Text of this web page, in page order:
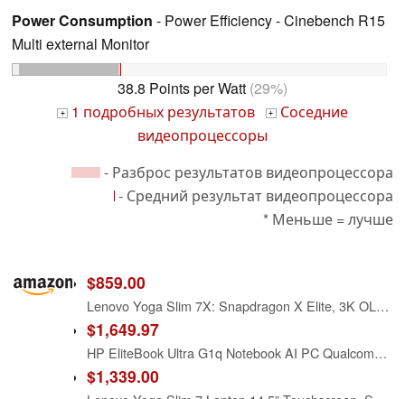
Power Consumption - Power Efficiency - Cinebench R15
Multi external Monitor
38.8 Points per Watt (29%)
+ 1 подробных результатов + Соседние
видеопроцессоры
- Разброс результатов видеопроцессора
- Средний результат видеопроцессора
* Меньше = лучше
$859.00
Lenovo Yoga Slim 7X: Snapdragon X Elite, 3K OLED 1000nits, 16GB RAM, 1TBSSD
$1,649.97
HP EliteBook Ultra G1q Notebook AI PC Qualcomm Snapdragon 16GB RAM 512GB SSD Qualcomm Adreno GPU Atmosphere Blue - Snapdragon X Elite X1E-78-100 (Up to 3.4 GHz, 12 cores) - 2.2K (2240 x 1400) - Integr
$1,339.00